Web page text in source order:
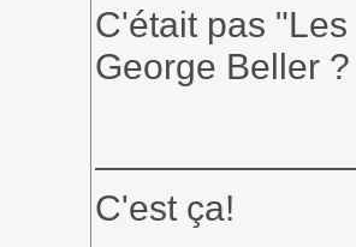
ah la la .. que
ca devait à
crois...
C'était pas
George Beller ?
C'est ça!